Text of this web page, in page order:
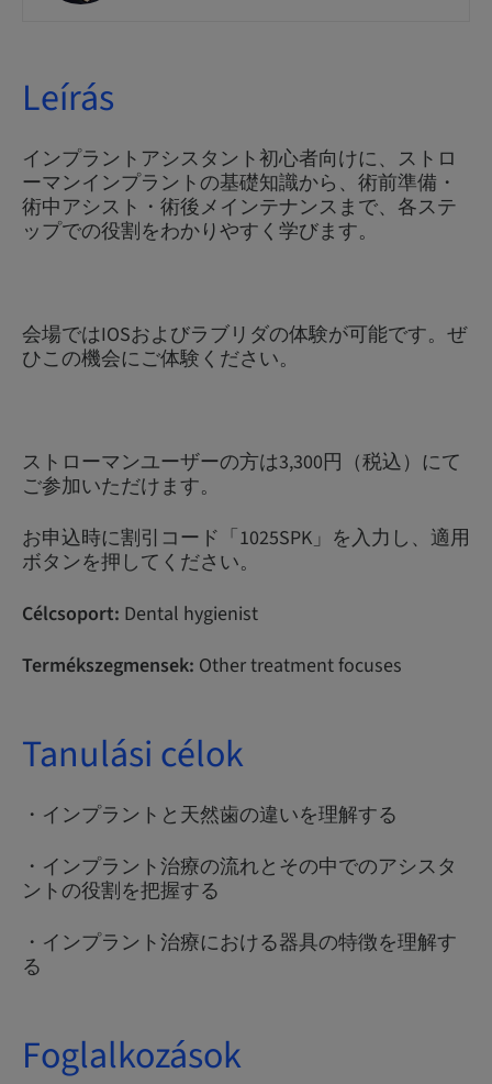
Leírás
インプラントアシスタント初心者向けに、ストロ
ーマンインプラントの基礎知識から、術前準備・
術中アシスト・術後メインテナンスまで、各ステ
ップでの役割をわかりやすく学びます。
会場ではIOSおよびラブリダの体験が可能です。ぜ
ひこの機会にご体験ください。
ストローマンユーザーの方は3,300円（税込）にて
ご参加いただけます。
お申込時に割引コード「1025SPK」を入力し、適用
ボタンを押してください。
Célcsoport: Dental hygienist
Termékszegmensek: Other treatment focuses
Tanulási célok
・インプラントと天然歯の違いを理解する
・インプラント治療の流れとその中でのアシスタ
ントの役割を把握する
・インプラント治療における器具の特徴を理解す
る
Foglalkozások